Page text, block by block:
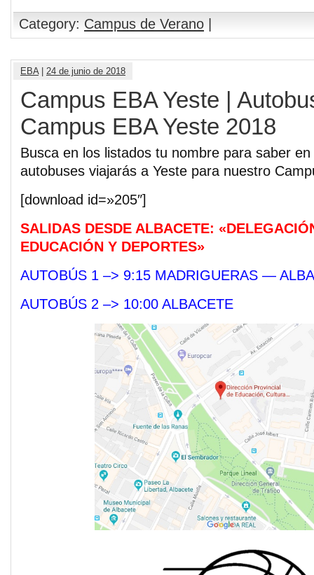
Category: Campus de Verano
EBA| 24 de junio de 2018
Campus EBA Yeste |
Campus EBA Yeste 2018
Busca en los listados tu nombre para saber
autobuses viajarás a Yeste para nuestro
[download id=»205″]
SALIDAS DESDE ALBACETE:
EDUCACIÓN Y DEPORTES»
AUTOBÚS 1 –> 9:15 MADRIGUERAS —
AUTOBÚS 2 –> 10:00 ALBACETE